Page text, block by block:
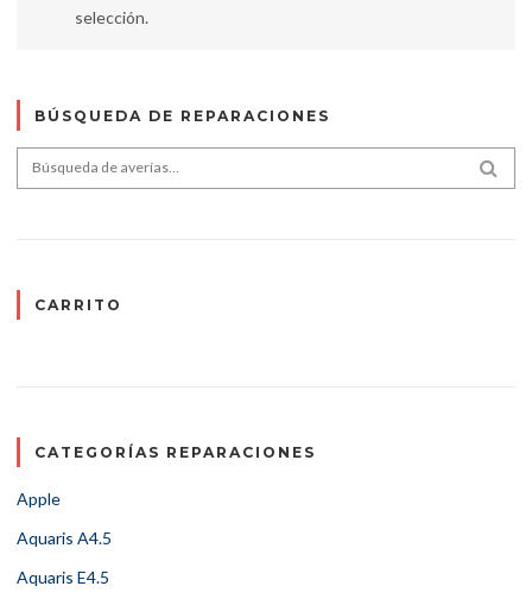
selección.
BÚSQUEDA DE REPARACIONES
Search for:
CARRITO
CATEGORÍAS REPARACIONES
Apple
Aquaris A4.5
Aquaris E4.5